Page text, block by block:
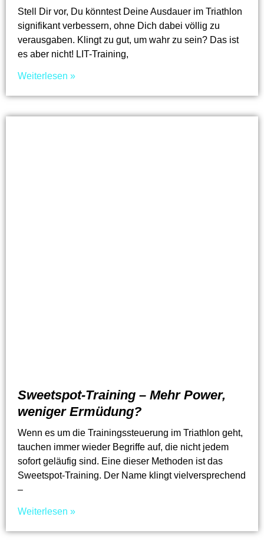
Stell Dir vor, Du könntest Deine Ausdauer im Triathlon
signifikant verbessern, ohne Dich dabei völlig zu
verausgaben. Klingt zu gut, um wahr zu sein? Das ist
es aber nicht! LIT-Training,
Weiterlesen »
Sweetspot-Training – Mehr Power,
weniger Ermüdung?
Wenn es um die Trainingssteuerung im Triathlon geht,
tauchen immer wieder Begriffe auf, die nicht jedem
sofort geläufig sind. Eine dieser Methoden ist das
Sweetspot-Training. Der Name klingt vielversprechend
–
Weiterlesen »